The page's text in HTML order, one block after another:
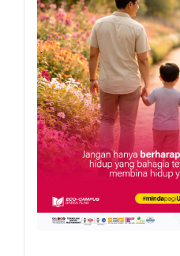
Tetapi
EXPERTS